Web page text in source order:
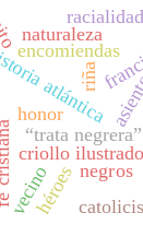
criollo ilustrado
“trata negrera”
atlántica
encomiendas
naturaleza
vecino
racialidad
honor
riña
héroes negros